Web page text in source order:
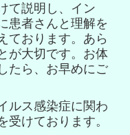
て説明し、イン
患者さんと理解を
ております。あら
が大切です。お体
たら、お早めにご
ルス感染症に関わ
受けております。